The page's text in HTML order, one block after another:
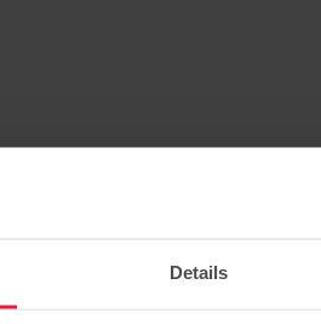
Details